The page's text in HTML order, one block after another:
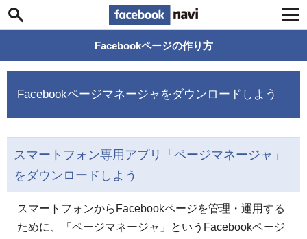
Facebook navi[フェイ
Facebookページの作り方
Facebookページマネージャをダウンロードしよう
スマートフォン専用アプリ「ページマネージャ」
をダウンロードしよう
スマートフォンからFacebookページを管理・運用する
ために、「ページマネージャ」というFacebookページ